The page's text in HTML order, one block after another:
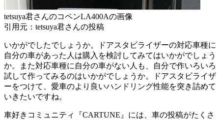
tetsuya君さんのコペンLA400Aの画像
引用元：tetsuya君さんの投稿
いかがでしたでしょうか。ドアスタビライザーの対応車種に
自分の車があった人は購入を検討してみてはいかがでしょう
か。また対応車種に自分の車がない人も、自分で作いろいろ
試して作ってみるのはいかがでしょうか。ドアスタビライザ
ーをつけて、愛車のより良いハンドリング性能を突き詰めて
いきたいですね。
車好きコミュニティ『CARTUNE』には、車の投稿がたくさ